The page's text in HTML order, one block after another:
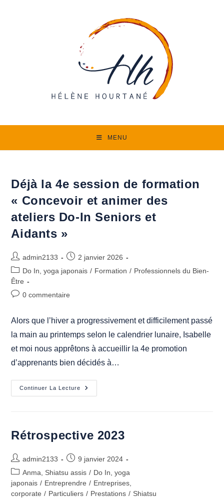
MENU
Déjà la 4e session de formation
« Concevoir et animer des
ateliers Do-In Seniors et
Aidants »
Auteur/autrice
de
la
admin2133
Publication
publiée :
2 janvier 2026
Post
category:
Do In, yoga japonais / Formation / Professionnels du Bien-
Être
Commentaires
publication :
0 commentaire
Alors que l’hiver a progressivement et difficilement passé
la main au printemps selon le calendrier lunaire, Isabelle
et moi nous apprêtons à accueillir la 4e promotion
d’apprenants bien décidés à…
Continuer La Lecture
Déjà
La
« Concevoir
Et
Ateliers
Do-
In
Seniors
Et
Aidants »
Rétrospective 2023
Auteur/autrice
de
la
publication :
admin2133
Publication
publiée :
9 janvier 2024
Post
category:
Anma, Shiatsu assis / Do In, yoga
japonais / Entreprendre / Entreprises,
corporate / Particuliers / Prestations / Shiatsu